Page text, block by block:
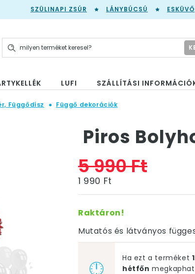
SZÜLINAPI ZSÚR LÁNYBÚCSÚ ESKÜVŐ
LUFI SZÁLLÍTÁSI
Függődísz Függő dekorációk
Piros
5 990 Ft
1 990 Ft
Raktáron!
Mutatós és látványos
Ha ezt a terméket
hétfőn